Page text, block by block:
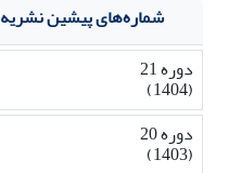
شماره‌های پیشین نشریه
دوره 21
(1404)
دوره 20
(1403)